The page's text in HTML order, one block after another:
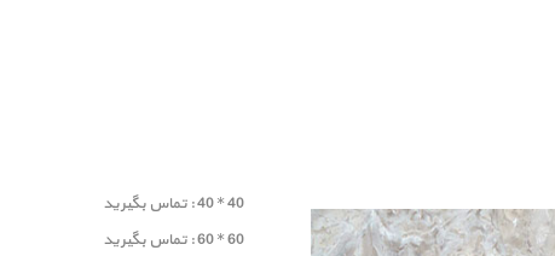
40 * 40 : تماس بگیرید
60 * 60 : تماس بگیرید